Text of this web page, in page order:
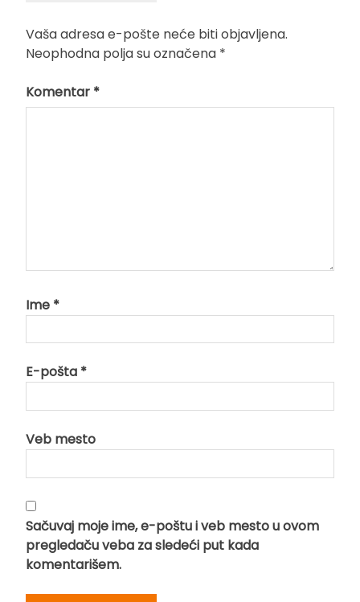
Vaša adresa e-pošte neće biti objavljena.
Neophodna polja su označena *
Komentar *
Ime *
E-pošta *
Veb mesto
Sačuvaj moje ime, e-poštu i veb mesto u ovom
pregledaču veba za sledeći put kada
komentarišem.